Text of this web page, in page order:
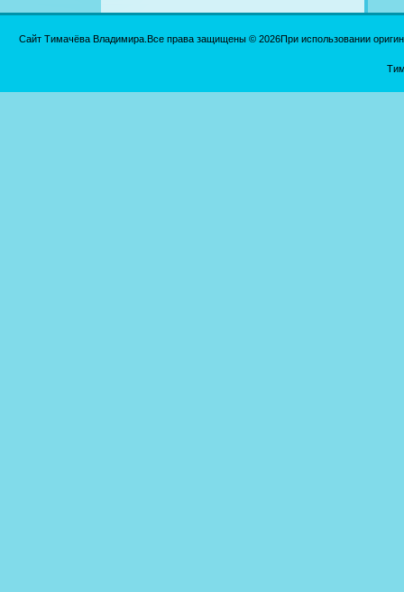
Сайт Тимачёва Владимира.Все права защищены © 2026При использовании